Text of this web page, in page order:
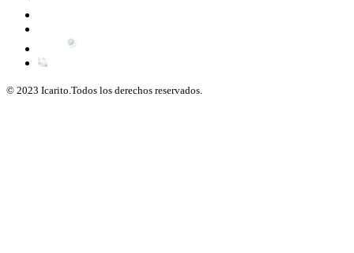
© 2023 Icarito.Todos los derechos reservados.